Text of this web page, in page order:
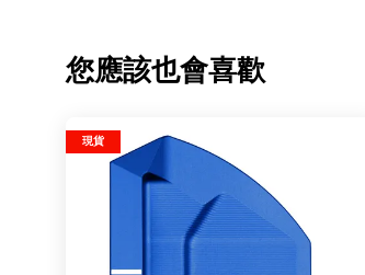
您應該也會喜歡
現貨